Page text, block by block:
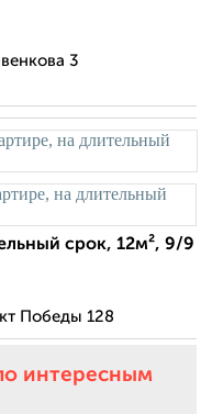
3
срок, 12м², 9/9
Победы 128
интересным